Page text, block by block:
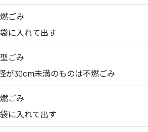
ごみ
に入れて出す
ごみ
が30cm未満のものは不燃ごみ
ごみ
に入れて出す